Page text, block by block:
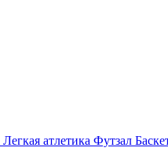
Легкая атлетика Футзал